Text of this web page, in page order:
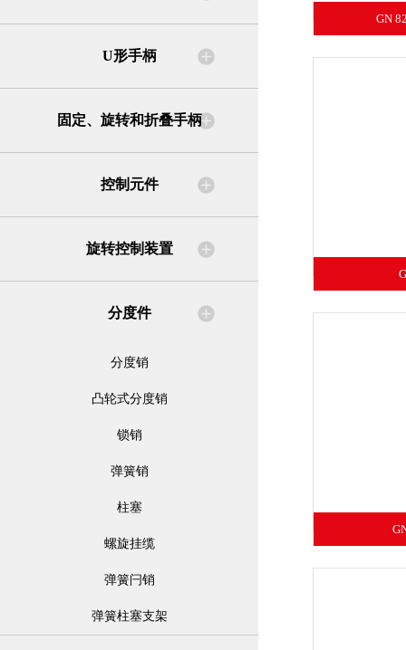
U形手柄
固定、旋转和折叠手柄
控制元件
旋转控制装置
分度件
分度销
凸轮式分度销
锁销
弹簧销
柱塞
螺旋挂缆
弹簧闩销
弹簧柱塞支架
GN